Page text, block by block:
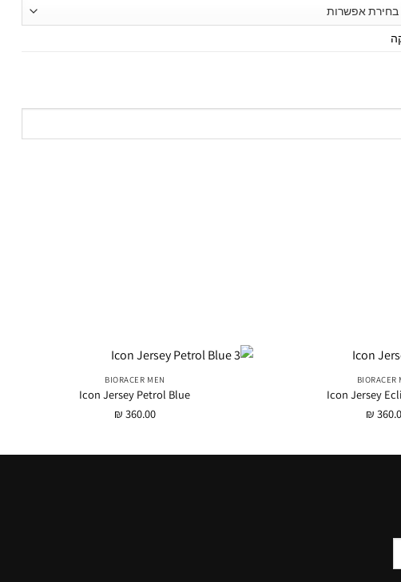
BIORACER
Icon Jersey
₪
BIORACER MEN
Icon Jersey Petrol Blue
₪ 360.00